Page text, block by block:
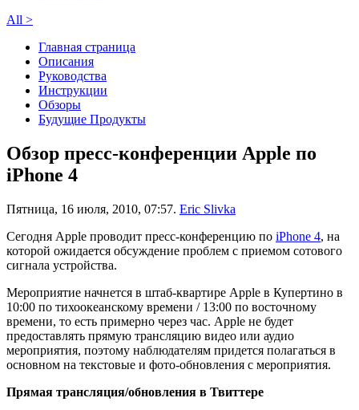
All >
Главная страница
Описания
Руководства
Инструкции
Обзоры
Будущие Продукты
Обзор пресс-конференции Apple по
iPhone 4
Пятница, 16 июля, 2010, 07:57. Eric Slivka
Сегодня Apple проводит пресс-конференцию по iPhone 4, на
которой ожидается обсуждение проблем с приемом сотового
сигнала устройства.
Мероприятие начнется в штаб-квартире Apple в Купертино в
10:00 по тихоокеанскому времени / 13:00 по восточному
времени, то есть примерно через час. Apple не будет
предоставлять прямую трансляцию видео или аудио
мероприятия, поэтому наблюдателям придется полагаться в
основном на текстовые и фото-обновления с мероприятия.
Прямая трансляция/обновления в Твиттере